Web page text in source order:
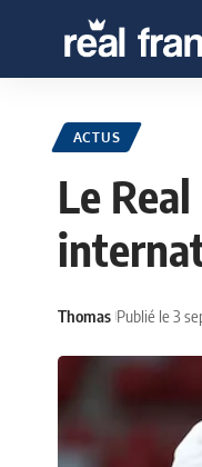
ACTUS
Le
Thomas Publié le 3